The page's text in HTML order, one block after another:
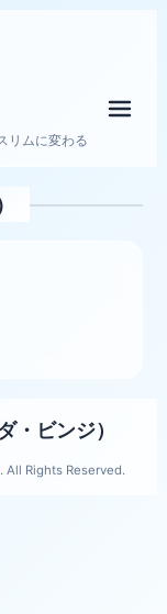
リムに変わる
ビンジ）
. All Rights Reserved.